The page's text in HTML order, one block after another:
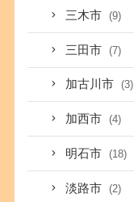
三木市 (9)
三田市 (7)
加古川市 (3)
加西市 (4)
明石市 (18)
淡路市 (2)